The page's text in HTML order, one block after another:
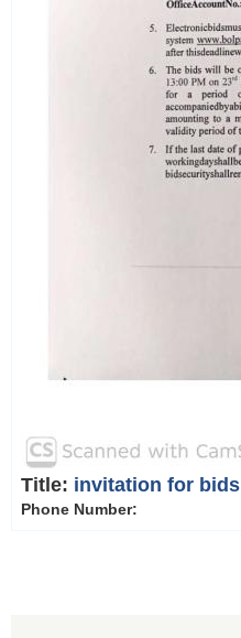
Title: invitation for bids
Phone Number: